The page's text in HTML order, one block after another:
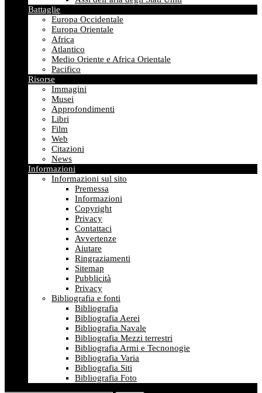
Battaglie
Europa Occidentale
Europa Orientale
Africa
Atlantico
Medio Oriente e Africa Orientale
Pacifico
Risorse
Immagini
Musei
Approfondimenti
Libri
Film
Web
Citazioni
News
Informazioni
Informazioni sul sito
Premessa
Informazioni
Copyright
Privacy
Contattaci
Avvertenze
Aiutare
Ringraziamenti
Sitemap
Pubblicità
Privacy
Bibliografia e fonti
Bibliografia
Bibliografia Aerei
Bibliografia Navale
Bibliografia Mezzi terrestri
Bibliografia Armi e Tecnonogie
Bibliografia Varia
Bibliografia Siti
Bibliografia Foto